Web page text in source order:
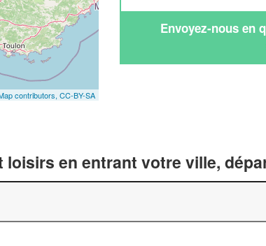
contributors, CC-BY-SA
Envoyez-nous en
en entrant votre ville,